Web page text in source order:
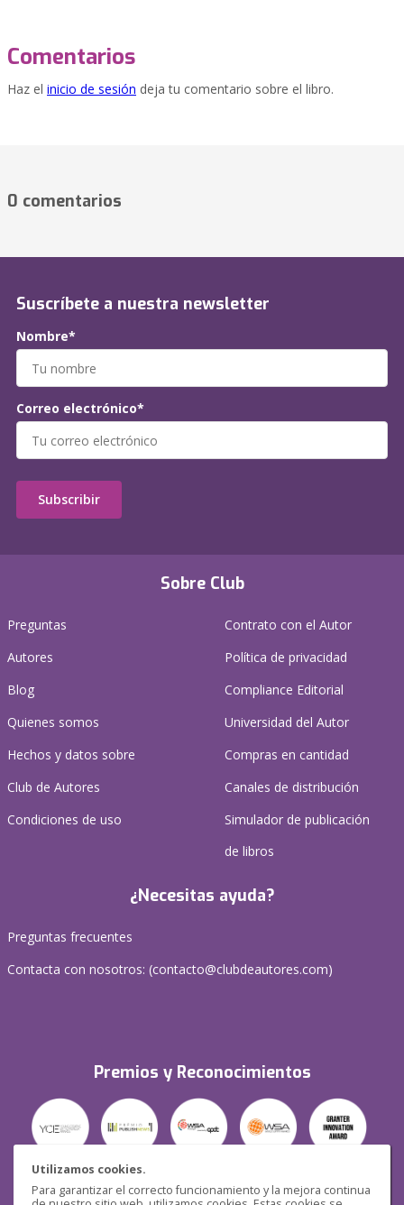
Utilizamos cookies.
Para garantizar el correcto funcionamiento y la mejora continua
Comentarios
Haz el inicio de sesión deja tu comentario sobre el libro.
0 comentarios
Sobre Club
Preguntas
Autores
Blog
Quienes somos
Hechos y datos sobre
Club de Autores
Condiciones de uso
Contrato con el Autor
Política de privacidad
Compliance Editorial
Universidad del Autor
Compras en cantidad
Canales de distribución
Simulador de publicación
de libros
¿Necesitas ayuda?
Preguntas frecuentes
Contacta con nosotros: (contacto@clubdeautores.com)
Premios y Reconocimientos
Seguridad
Suscríbete a nuestra newsletter
Nombre*
Correo electrónico*
Subscribir